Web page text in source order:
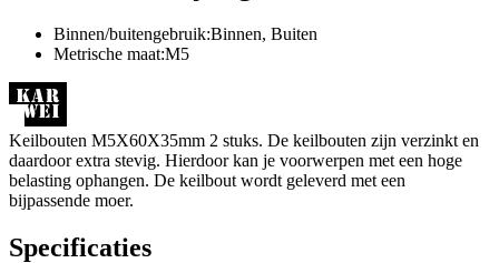
Binnen/buitengebruik:Binnen, Buiten
Metrische maat:M5
Keilbouten M5X60X35mm 2 stuks. De keilbouten zijn verzinkt en
daardoor extra stevig. Hierdoor kan je voorwerpen met een hoge
belasting ophangen. De keilbout wordt geleverd met een
bijpassende moer.
Specificaties